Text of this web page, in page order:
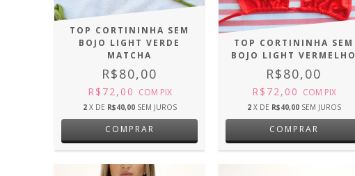
TOP CORTININHA SEM
BOJO LIGHT VERDE
MATCHA
R$80,00
R$72,00 COM PIX
2 X DE R$40,00 SEM JUROS
COMPRAR
TOP CORTININHA SEM
BOJO LIGHT VERMELHO
R$80,00
R$72,00 COM PIX
2 X DE R$40,00 SEM JUROS
COMPRAR